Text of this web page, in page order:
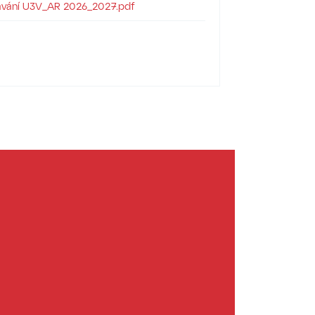
U3V_AR 2026_2027.pdf